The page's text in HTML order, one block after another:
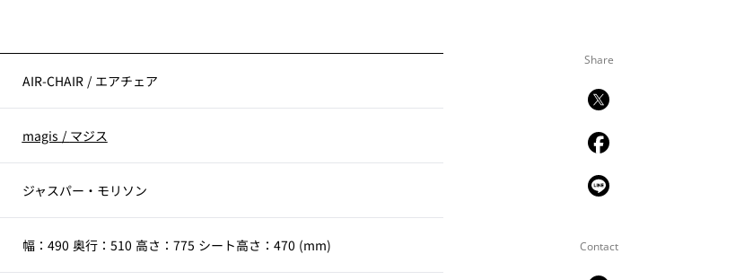
グリーンガード ゴールド認定商品。
Share
Contact
AIR-CHAIR / エアチェア
magis / マジス
ジャスパー・モリソン
幅：490 奥行：510 高さ：775 シート高さ：470 (mm)